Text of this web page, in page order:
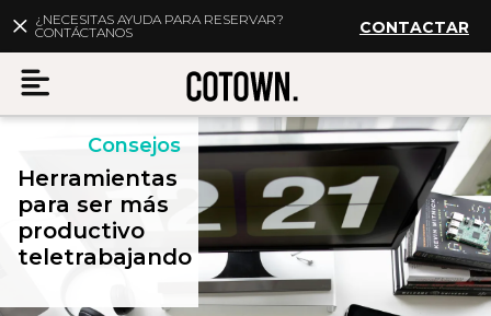
¿NECESITAS AYUDA PARA RESERVAR?
CONTÁCTANOS
CONTACTAR
Mi cuenta ES
Consejos
Herramientas
para ser más
productivo
teletrabajando